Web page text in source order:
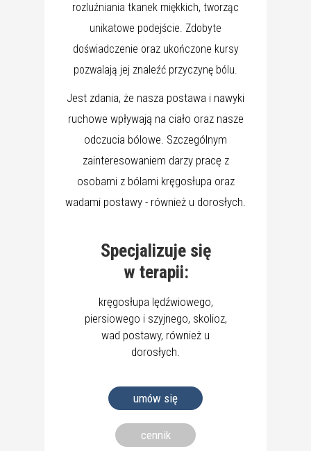
rozluźniania tkanek miękkich, tworząc
unikatowe podejście. Zdobyte
doświadczenie oraz ukończone kursy
pozwalają jej znaleźć przyczynę bólu.
Jest zdania, że nasza postawa i nawyki
ruchowe wpływają na ciało oraz nasze
odczucia bólowe. Szczególnym
zainteresowaniem darzy pracę z
osobami z bólami kręgosłupa oraz
wadami postawy - również u dorosłych.
cennik
umów się
Specjalizuje się
w terapii:
kręgosłupa lędźwiowego,
piersiowego i szyjnego, skolioz,
wad postawy, również u
dorosłych.